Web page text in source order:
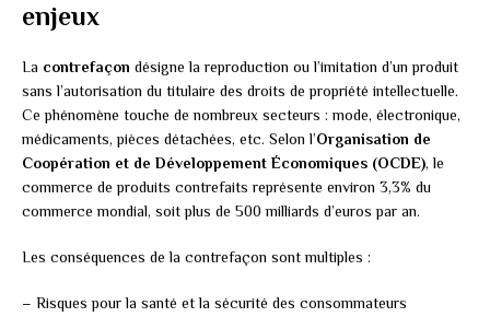
enjeux
La contrefaçon désigne la reproduction ou l’imitation d’un produit
sans l’autorisation du titulaire des droits de propriété intellectuelle.
Ce phénomène touche de nombreux secteurs : mode, électronique,
médicaments, pièces détachées, etc. Selon l’Organisation de
Coopération et de Développement Économiques (OCDE), le
commerce de produits contrefaits représente environ 3,3% du
commerce mondial, soit plus de 500 milliards d’euros par an.
Les conséquences de la contrefaçon sont multiples :
– Risques pour la santé et la sécurité des consommateurs